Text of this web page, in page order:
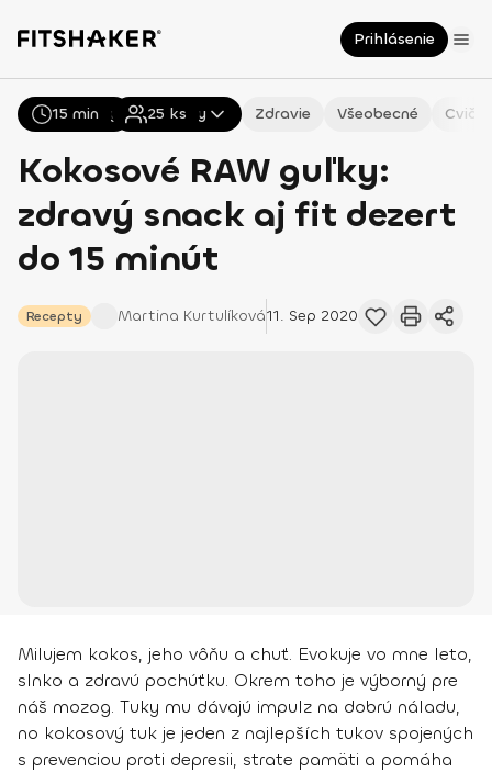
Prihlásenie
Všetky Recepty Zdravie Všeobecné
Kokosové RAW guľky:
zdravý snack aj fit dezert
do 15 minút
Recepty Martina Kurtulíková11. Sep 2020
15 min 25 ks
Milujem kokos, jeho vôňu a chuť. Evokuje vo mne leto,
slnko a zdravú pochúťku. Okrem toho je výborný pre
náš mozog. Tuky mu dávajú impulz na dobrú náladu,
no kokosový tuk je jeden z najlepších tukov spojených
s prevenciou proti depresii, strate pamäti a pomáha